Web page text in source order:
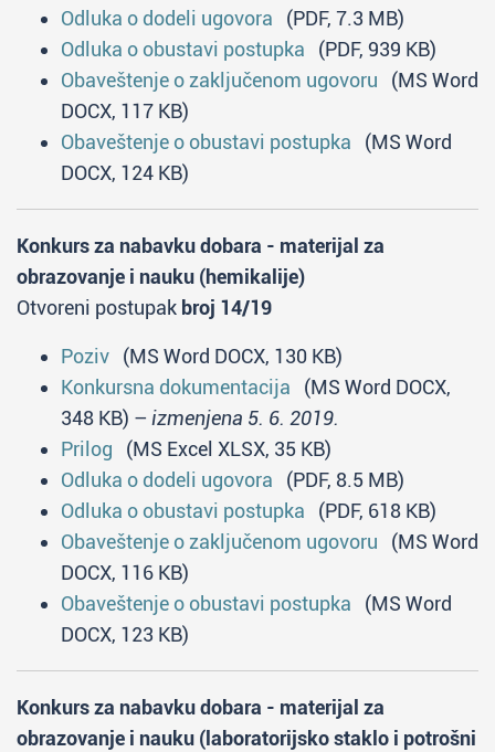
Odluka o dodeli ugovora (PDF, 7.3 MB)
Odluka o obustavi postupka (PDF, 939 KB)
Obaveštenje o zaključenom ugovoru (MS Word
DOCX, 117 KB)
Obaveštenje o obustavi postupka (MS Word
DOCX, 124 KB)
Konkurs za nabavku dobara - materijal za
obrazovanje i nauku (hemikalije)
Otvoreni postupak broj 14/19
Poziv (MS Word DOCX, 130 KB)
Konkursna dokumentacija (MS Word DOCX,
348 KB) – izmenjena 5. 6. 2019.
Prilog (MS Excel XLSX, 35 KB)
Odluka o dodeli ugovora (PDF, 8.5 MB)
Odluka o obustavi postupka (PDF, 618 KB)
Obaveštenje o zaključenom ugovoru (MS Word
DOCX, 116 KB)
Obaveštenje o obustavi postupka (MS Word
DOCX, 123 KB)
Konkurs za nabavku dobara - materijal za
obrazovanje i nauku (laboratorijsko staklo i potrošni